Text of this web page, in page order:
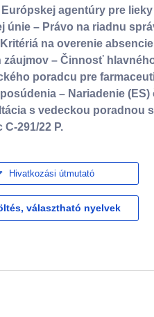
agentúry pre
únie – Právo na riadnu
na overenie
– Činnosť
poradcu pre
– Nariadenie (ES)
s vedeckou poradnou
291/22 P.
Hivatkozási útmutató
választható nyelvek